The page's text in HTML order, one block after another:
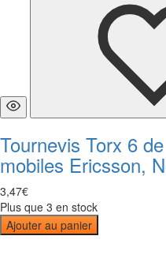
Tournevis Torx 6
mobiles Ericsson,
3,47€
Plus que 3 en stock
Ajouter au panier